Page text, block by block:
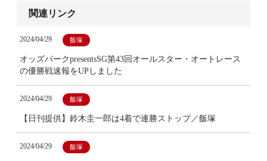
関連リンク
2024/04/29 飯塚
オッズパークpresentsSG第43回オールスター・オートレース
の優勝戦速報をUPしました
2024/04/29 飯塚
【日刊提供】鈴木圭一郎は4着で連勝ストップ／飯塚
2024/04/29 飯塚